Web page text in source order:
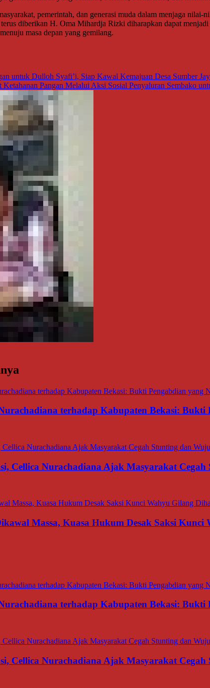
pemerintah, dan generasi muda dalam menjaga
diberikan H. Oma Mihardja Rizki diharapkan dapat
masa depan yang gemilang.
untuk Dulloh Syafi’i, Siap Kawal Kemajuan Desa Sumber
Ketahanan Pangan Melalui Aksi Sosial Penyaluran Sembako
terhadap Kabupaten Bekasi:
Cellica Nurachadiana Ajak Masyarakat
Massa, Kuasa Hukum Desak Saksi
terhadap Kabupaten Bekasi:
Cellica Nurachadiana Ajak Masyarakat